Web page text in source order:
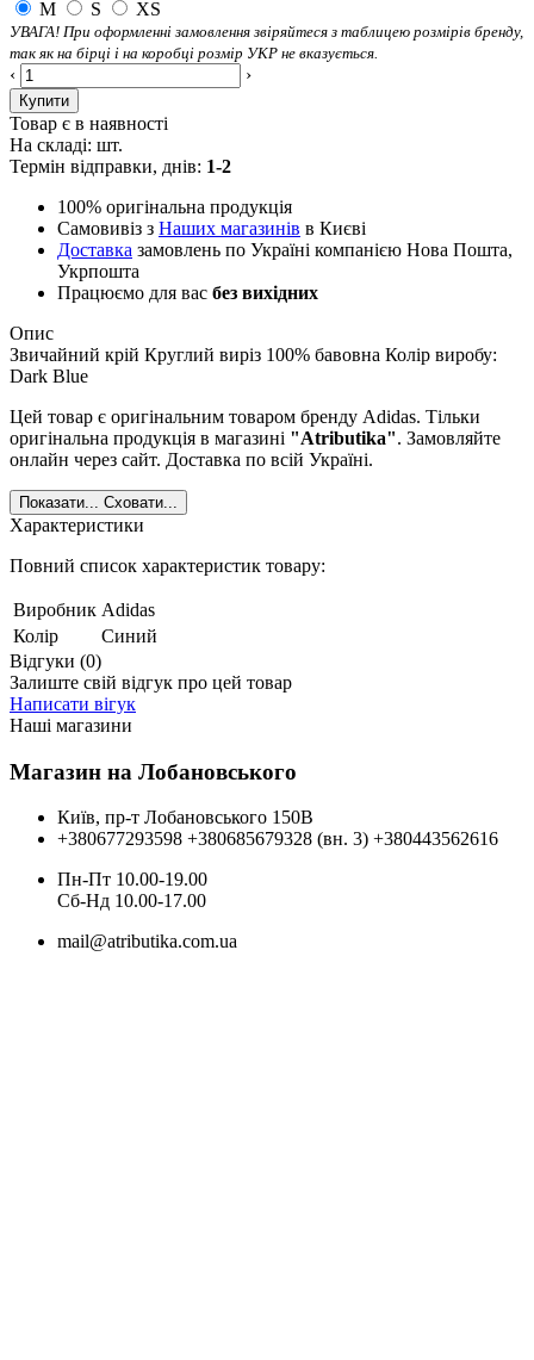
M
S XS
УВАГА! При оформленні замовлення звіряйтеся з таблицею розмірів бренду,
так як на бірці і на коробці розмір УКР не вказується.
‹ ›
Купити
Товар є в наявності
На складі: шт.
Термін відправки, днів: 1-2
100% оригінальна продукція
Самовивіз з Наших магазинів в Києві
Доставка замовлень по Україні компанією Нова Пошта,
Укрпошта
Працюємо для вас без вихідних
Опис
Звичайний крій Круглий виріз 100% бавовна Колір виробу:
Dark Blue
Цей товар є оригінальним товаром бренду Adidas. Тільки
оригінальна продукція в магазині "Atributika". Замовляйте
онлайн через сайт. Доставка по всій Україні.
Показати... Сховати...
Характеристики
Повний список характеристик товару:
Виробник Adidas
Колір
Синий
Відгуки (0)
Залиште свій відгук про цей товар
Написати вігук
Наші магазини
Магазин на Лобановського
Київ, пр-т Лобановського 150В
+380677293598 +380685679328 (вн. 3) +380443562616
Пн-Пт 10.00-19.00
Cб-Нд 10.00-17.00
mail@atributika.com.ua